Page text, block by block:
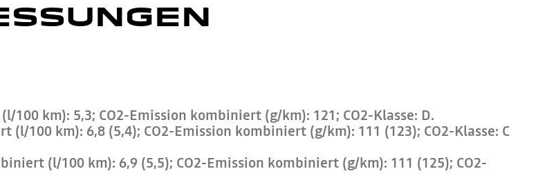
100 km): 5,3; CO2-Emission kombiniert (g/km): 121; CO2-Klasse: D.
(l/100 km): 6,8 (5,4); CO2-Emission kombiniert (g/km): 111 (123); CO2-Klasse: C
(l/100 km): 6,9 (5,5); CO2-Emission kombiniert (g/km): 111 (125); CO2-